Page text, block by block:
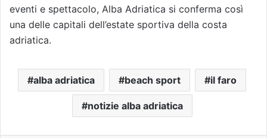
eventi e spettacolo, Alba Adriatica si conferma così
una delle capitali dell’estate sportiva della costa
adriatica.
alba adriatica beach sport il faro
notizie alba adriatica